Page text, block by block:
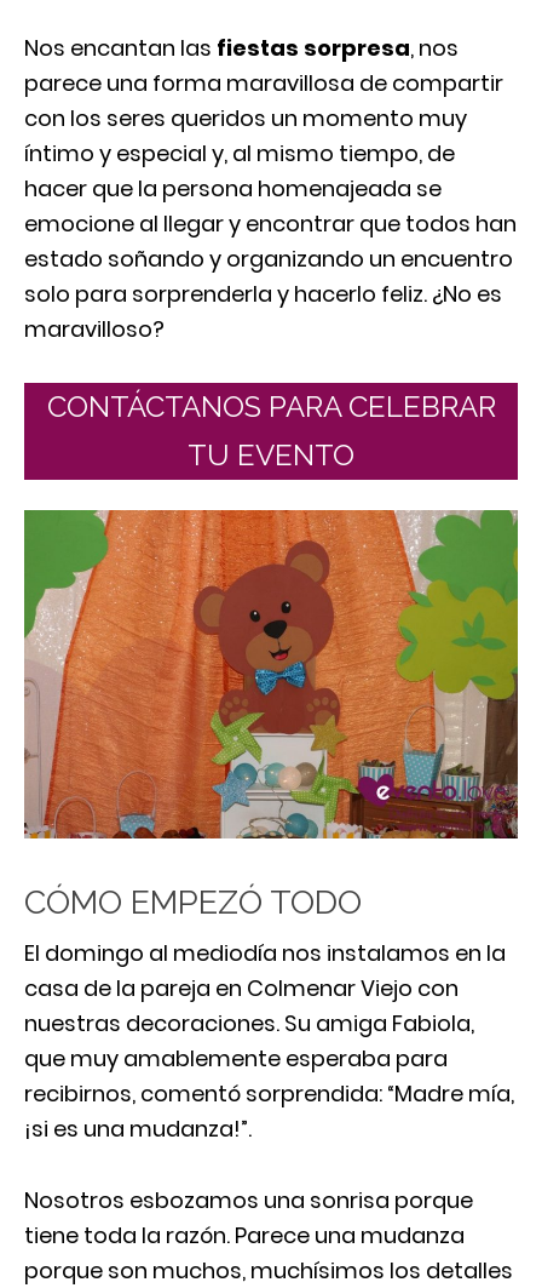
Nos encantan las fiestas sorpresa, nos
parece una forma maravillosa de compartir
con los seres queridos un momento muy
íntimo y especial y, al mismo tiempo, de
hacer que la persona homenajeada se
emocione al llegar y encontrar que todos han
estado soñando y organizando un encuentro
solo para sorprenderla y hacerlo feliz. ¿No es
maravilloso?
CONTÁCTANOS PARA CELEBRAR
TU EVENTO
CÓMO EMPEZÓ TODO
El domingo al mediodía nos instalamos en la
casa de la pareja en Colmenar Viejo con
nuestras decoraciones. Su amiga Fabiola,
que muy amablemente esperaba para
recibirnos, comentó sorprendida: “Madre mía,
¡si es una mudanza!”.
Nosotros esbozamos una sonrisa porque
tiene toda la razón. Parece una mudanza
porque son muchos, muchísimos los detalles